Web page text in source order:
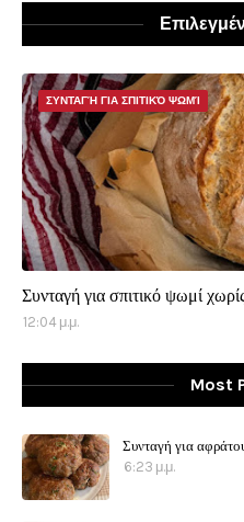
ΣΥΝΤΑΓΉ ΓΙΑ ΣΠΙΤΙΚΌ ΨΩΜΊ
Συνταγή για σπιτικό ψωμί
12:04 μ.μ.
Most
Συνταγή για
6:23 μ.μ.